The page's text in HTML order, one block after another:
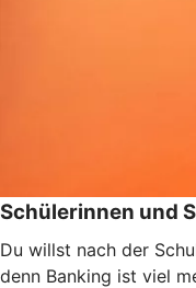
Schülerinnen und
Du willst nach der
denn Banking ist viel